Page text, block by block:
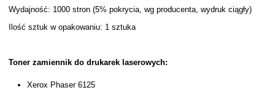
Wydajność: 1000 stron (5% pokrycia, wg producenta, wydruk ciągły)
Ilość sztuk w opakowaniu: 1 sztuka
Toner zamiennik do drukarek laserowych:
Xerox Phaser 6125